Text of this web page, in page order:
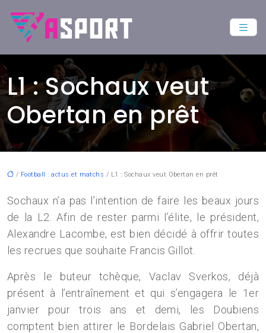
L1 : Sochaux veut
Obertan en prêt
/ Football : actus et matchs / L1 : Sochaux veut Obertan en prêt
Sochaux n’a pas l’intention de faire les beaux jours
de la L2. Afin de rester parmi l’élite, le président,
Alexandre Lacombe, est bien décidé à offrir toutes
les recrues que souhaite Francis Gillot.
Après le buteur tchèque, Vaclav Sverkos, déjà
présent à l’entraînement et qui s’engagera le 1er
janvier pour trois ans et demi, les Doubiens
comptent bien attirer le Bordelais Gabriel Obertan,